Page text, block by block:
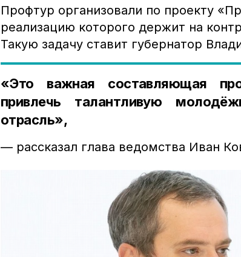
Профтур организовали по проекту
реализацию которого держит на
Такую задачу ставит губернатор
«Это важная составляющая
привлечь талантливую
отрасль»,
— рассказал глава ведомства Иван